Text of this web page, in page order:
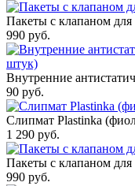
Пакеты с клапаном
990 руб.
Внутренние
90 руб.
Слипмат Plastinka
1 290 руб.
Пакеты с клапаном
990 руб.